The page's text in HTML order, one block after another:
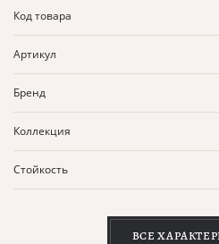
Код товара
Артикул
Бренд
Коллекция
Стойкость
ВСЕ